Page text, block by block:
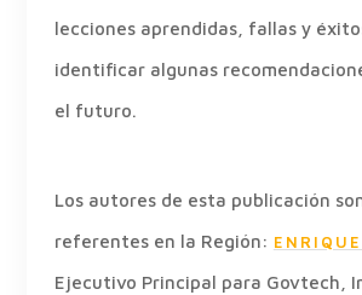
lecciones aprendidas, fallas y
identificar algunas
el futuro.
Los autores de esta publicación
referentes en la Región:
Ejecutivo Principal para Govtech,